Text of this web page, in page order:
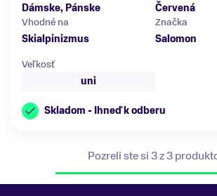
Dámske, Pánske
Červená
Vhodné na
Skialpinizmus
Značka
Salomon
Veľkosť
uni
Skladom - Ihneď k odberu
Pozreli ste si 3 z 3